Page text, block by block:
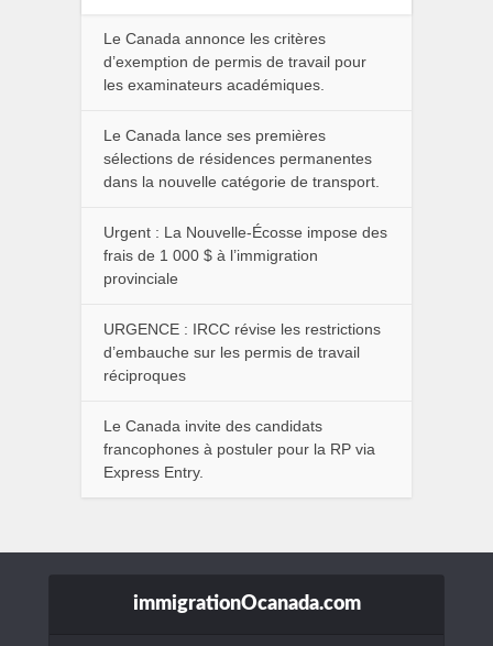
Le Canada annonce les critères
d’exemption de permis de travail pour
les examinateurs académiques.
Le Canada lance ses premières
sélections de résidences permanentes
dans la nouvelle catégorie de transport.
Urgent : La Nouvelle-Écosse impose des
frais de 1 000 $ à l’immigration
provinciale
URGENCE : IRCC révise les restrictions
d’embauche sur les permis de travail
réciproques
Le Canada invite des candidats
francophones à postuler pour la RP via
Express Entry.
immigrationOcanada.com